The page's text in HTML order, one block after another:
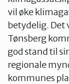
vil øke
betydelig. Det
Tønsberg
god stand til
regionale
kommunes